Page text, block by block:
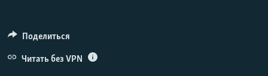
Поделиться
Читать без VPN